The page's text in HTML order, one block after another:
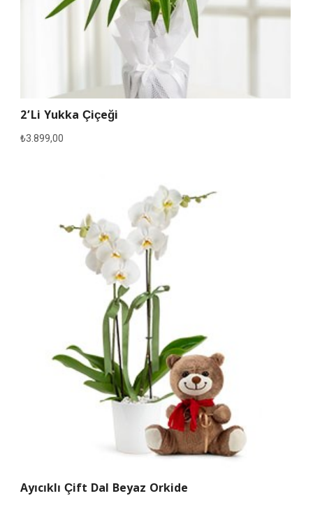
2’li Yukka Çiçeği
₺3.899,00
Ayıcıklı Çift Dal Beyaz Orkide